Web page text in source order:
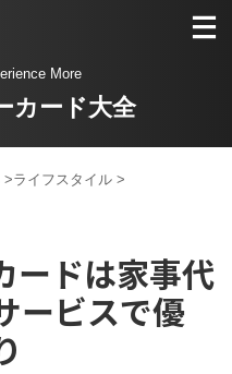
More
カード大全
>ライフスタイル >
ードは家事代
ービスで優